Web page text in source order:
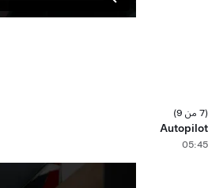
(7 من 9)
Autopilot
05:45